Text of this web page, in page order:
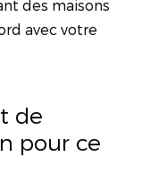
des maisons
avec votre
de
pour ce